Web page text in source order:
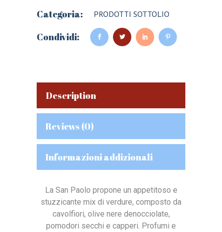
Categoria: PRODOTTI SOTTOLIO
Condividi:
Description
Reviews (0)
Informazioni addizionali
La San Paolo propone un appetitoso e
stuzzicante mix di verdure, composto da
cavolfiori, olive nere denocciolate,
pomodori secchi e capperi. Profumi e